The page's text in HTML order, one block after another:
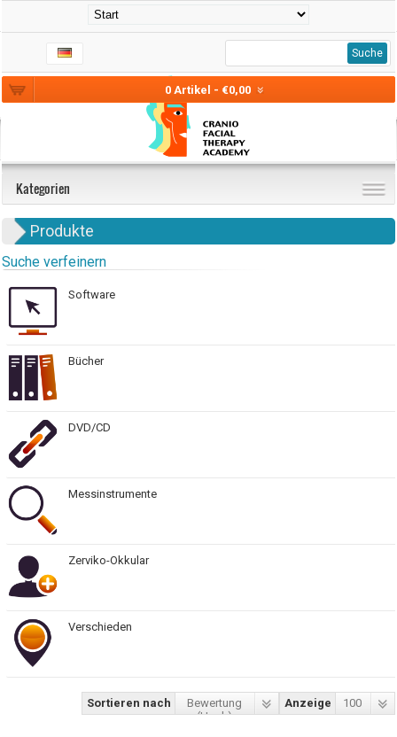
0 Artikel - €0,00
Suche
Kategorien
Produkte
Suche verfeinern
Software
Bücher
DVD/CD
Messinstrumente
Zerviko-Okkular
Verschieden
Anzeige 100
Sortieren nach
Bewertung
(Hoch)